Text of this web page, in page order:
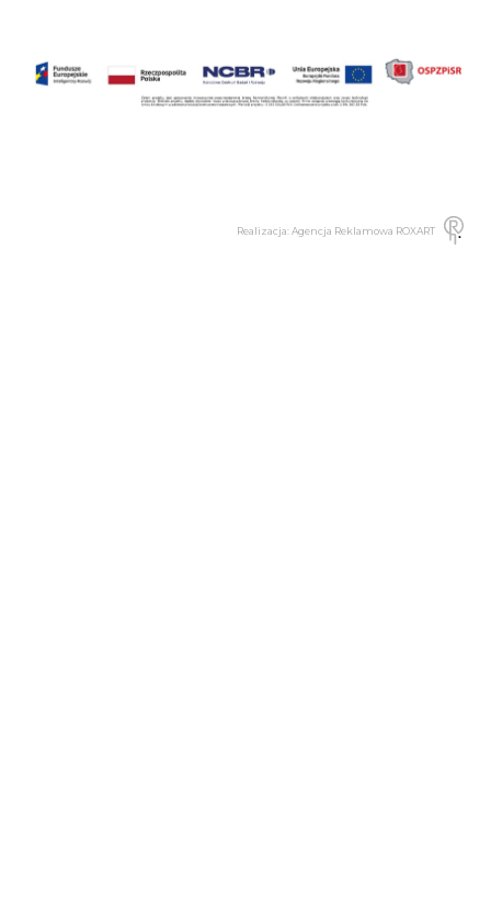
Realizacja: Agencja Reklamowa ROXART